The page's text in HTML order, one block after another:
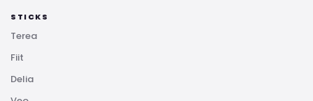
STICKS
Terea
Fiit
Delia